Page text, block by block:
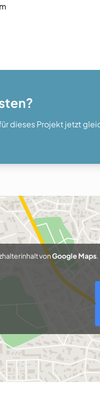
dieses Projekt jetzt
vonGoogle Maps